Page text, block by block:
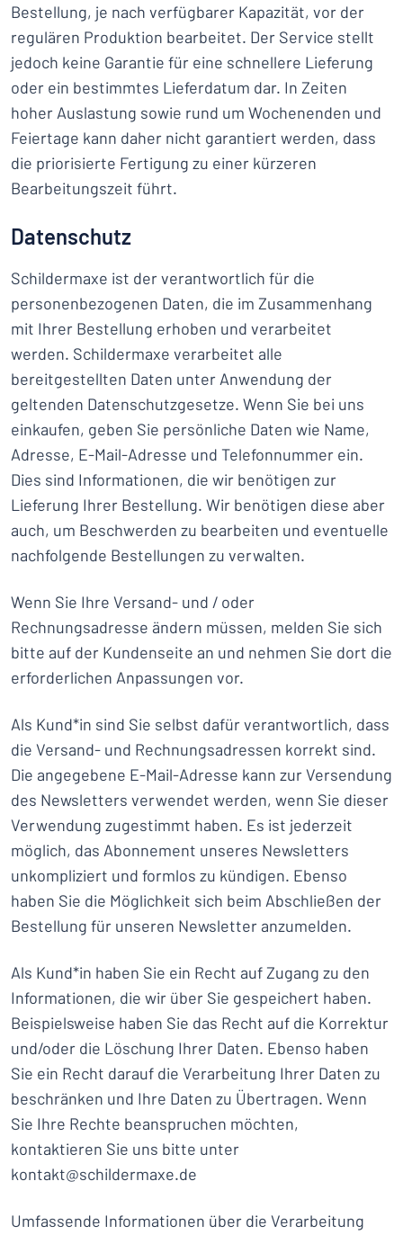
Bestellung, je nach verfügbarer Kapazität, vor der
regulären Produktion bearbeitet. Der Service stellt
jedoch keine Garantie für eine schnellere Lieferung
oder ein bestimmtes Lieferdatum dar. In Zeiten
hoher Auslastung sowie rund um Wochenenden und
Feiertage kann daher nicht garantiert werden, dass
die priorisierte Fertigung zu einer kürzeren
Bearbeitungszeit führt.
Datenschutz
Schildermaxe ist der verantwortlich für die
personenbezogenen Daten, die im Zusammenhang
mit Ihrer Bestellung erhoben und verarbeitet
werden. Schildermaxe verarbeitet alle
bereitgestellten Daten unter Anwendung der
geltenden Datenschutzgesetze. Wenn Sie bei uns
einkaufen, geben Sie persönliche Daten wie Name,
Adresse, E-Mail-Adresse und Telefonnummer ein.
Dies sind Informationen, die wir benötigen zur
Lieferung Ihrer Bestellung. Wir benötigen diese aber
auch, um Beschwerden zu bearbeiten und eventuelle
nachfolgende Bestellungen zu verwalten.
Wenn Sie Ihre Versand- und / oder
Rechnungsadresse ändern müssen, melden Sie sich
bitte auf der Kundenseite an und nehmen Sie dort die
erforderlichen Anpassungen vor.
Als Kund*in sind Sie selbst dafür verantwortlich, dass
die Versand- und Rechnungsadressen korrekt sind.
Die angegebene E-Mail-Adresse kann zur Versendung
des Newsletters verwendet werden, wenn Sie dieser
Verwendung zugestimmt haben. Es ist jederzeit
möglich, das Abonnement unseres Newsletters
unkompliziert und formlos zu kündigen. Ebenso
haben Sie die Möglichkeit sich beim Abschließen der
Bestellung für unseren Newsletter anzumelden.
Als Kund*in haben Sie ein Recht auf Zugang zu den
Informationen, die wir über Sie gespeichert haben.
Beispielsweise haben Sie das Recht auf die Korrektur
und/oder die Löschung Ihrer Daten. Ebenso haben
Sie ein Recht darauf die Verarbeitung Ihrer Daten zu
beschränken und Ihre Daten zu Übertragen. Wenn
Sie Ihre Rechte beanspruchen möchten,
kontaktieren Sie uns bitte unter
kontakt@schildermaxe.de
Umfassende Informationen über die Verarbeitung